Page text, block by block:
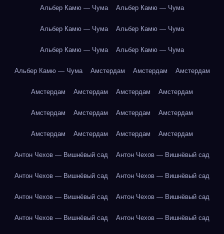
Альбер Камю — Чума Альбер Камю — Чума
Альбер Камю — Чума Альбер Камю — Чума
Альбер Камю — Чума Альбер Камю — Чума
Альбер Камю — Чума Амстердам Амстердам Амстердам
Амстердам Амстердам Амстердам Амстердам
Амстердам Амстердам Амстердам Амстердам
Амстердам Амстердам Амстердам Амстердам
Антон Чехов — Вишнёвый сад Антон Чехов — Вишнёвый сад
Антон Чехов — Вишнёвый сад Антон Чехов — Вишнёвый сад
Антон Чехов — Вишнёвый сад Антон Чехов — Вишнёвый сад
Антон Чехов — Вишнёвый сад Антон Чехов — Вишнёвый сад